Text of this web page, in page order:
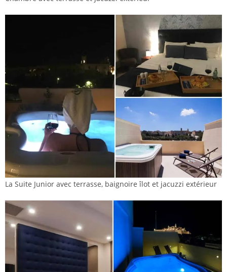
La Suite Junior avec terrasse, baignoire îlot et jacuzzi extérieur